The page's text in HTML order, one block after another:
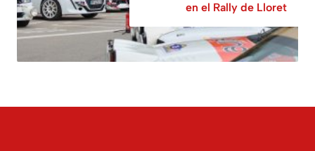
en el Rally de Lloret